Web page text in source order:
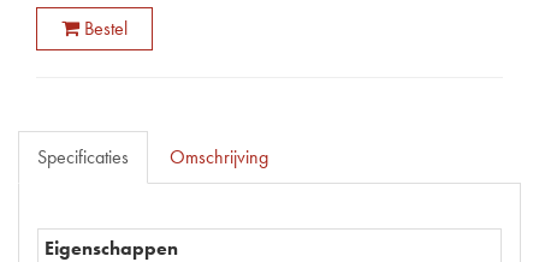
Bestel
Specificaties Omschrijving
Eigenschappen